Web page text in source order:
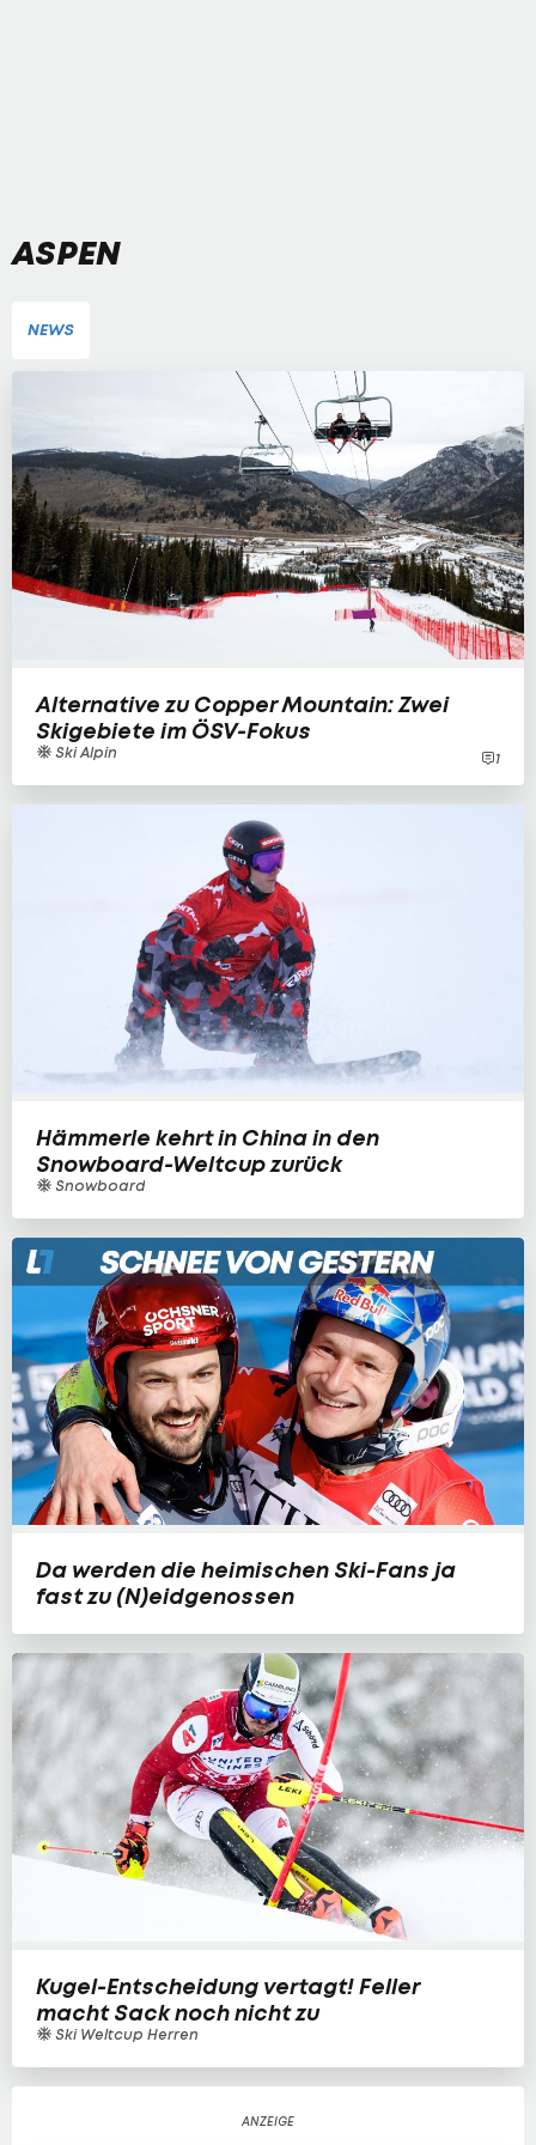
ASPEN
NEWS
Alternative zu Copper Mountain: Zwei
Skigebiete im ÖSV-Fokus
Ski Alpin 1
Hämmerle kehrt in China in den
Snowboard-Weltcup zurück
Snowboard
Da werden die heimischen Ski-Fans ja
fast zu (N)eidgenossen
Kugel-Entscheidung vertagt! Feller
macht Sack noch nicht zu
Ski Weltcup Herren